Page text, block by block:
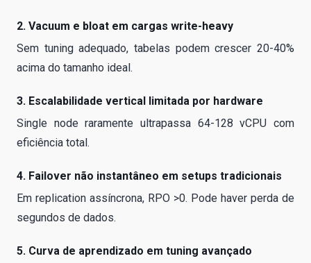
2. Vacuum e bloat em cargas write-heavy
Sem tuning adequado, tabelas podem crescer 20-40%
acima do tamanho ideal.
3. Escalabilidade vertical limitada por hardware
Single node raramente ultrapassa 64-128 vCPU com
eficiência total.
4. Failover não instantâneo em setups tradicionais
Em replication assíncrona, RPO >0. Pode haver perda de
segundos de dados.
5. Curva de aprendizado em tuning avançado